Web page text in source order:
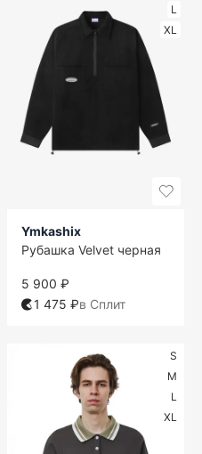
L
XL
Ymkashix
Рубашка Velvet черная
5 900 ₽
1 475 ₽в Сплит
S
M
L
XL